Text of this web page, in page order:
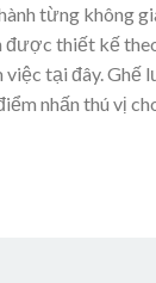
từng không
thiết kế
việc tại đây. Ghế
nhấn thú vị